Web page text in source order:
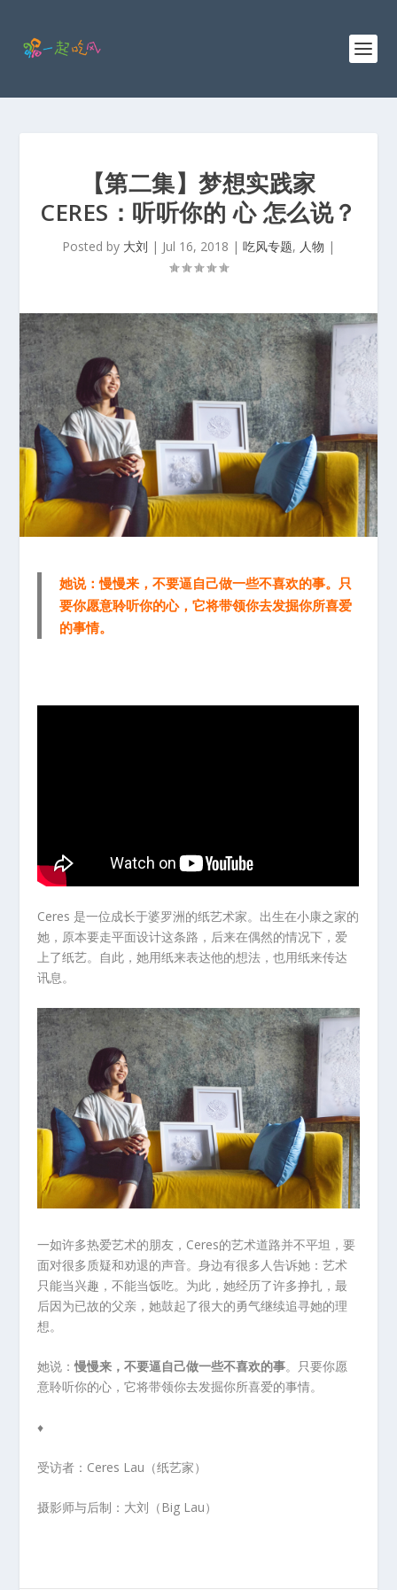
【第二集】梦想实践家
CERES：听听你的 心 怎么说？
Posted by 大刘 | Jul 16, 2018 | 吃风专题, 人物 |
她说：慢慢来，不要逼自己做一些不喜欢的事。只
要你愿意聆听你的心，它将带领你去发掘你所喜爱
的事情。
Ceres 是一位成长于婆罗洲的纸艺术家。出生在小康之家的
她，原本要走平面设计这条路，后来在偶然的情况下，爱
上了纸艺。自此，她用纸来表达他的想法，也用纸来传达
讯息。
一如许多热爱艺术的朋友，Ceres的艺术道路并不平坦，要
面对很多质疑和劝退的声音。身边有很多人告诉她：艺术
只能当兴趣，不能当饭吃。为此，她经历了许多挣扎，最
后因为已故的父亲，她鼓起了很大的勇气继续追寻她的理
想。
她说：慢慢来，不要逼自己做一些不喜欢的事。只要你愿
意聆听你的心，它将带领你去发掘你所喜爱的事情。
♦
受访者：Ceres Lau（纸艺家）
摄影师与后制：大刘（Big Lau）